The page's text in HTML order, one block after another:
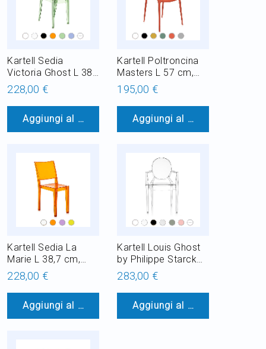
Kartell Sedia
Victoria Ghost L 38
cm, Impilabile,
anche per esterno
228,00 €
Aggiungi al Carrello
Kartell Poltroncina
Masters L 57 cm,
Impilabile, anche per
giardino
195,00 €
Aggiungi al Carrello
Kartell Sedia La
Marie L 38,7 cm,
Impilabile, anche per
esterno
228,00 €
Aggiungi al Carrello
Kartell Louis Ghost
by Philippe Starck
Sedia in
Policarbonato L 54
cm
283,00 €
Aggiungi al Carrello